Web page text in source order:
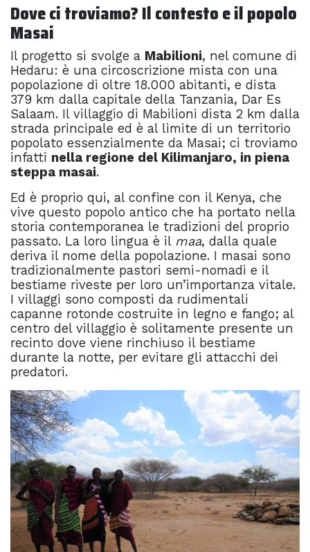
Dove ci troviamo? Il contesto e il popolo
Masai
Il progetto si svolge a Mabilioni, nel comune di
Hedaru: è una circoscrizione mista con una
popolazione di oltre 18.000 abitanti, e dista
379 km dalla capitale della Tanzania, Dar Es
Salaam. Il villaggio di Mabilioni dista 2 km dalla
strada principale ed è al limite di un territorio
popolato essenzialmente da Masai; ci troviamo
infatti nella regione del Kilimanjaro, in piena
steppa masai.
Ed è proprio qui, al confine con il Kenya, che
vive questo popolo antico che ha portato nella
storia contemporanea le tradizioni del proprio
passato. La loro lingua è il maa, dalla quale
deriva il nome della popolazione. I masai sono
tradizionalmente pastori semi-nomadi e il
bestiame riveste per loro un’importanza vitale.
I villaggi sono composti da rudimentali
capanne rotonde costruite in legno e fango; al
centro del villaggio è solitamente presente un
recinto dove viene rinchiuso il bestiame
durante la notte, per evitare gli attacchi dei
predatori.